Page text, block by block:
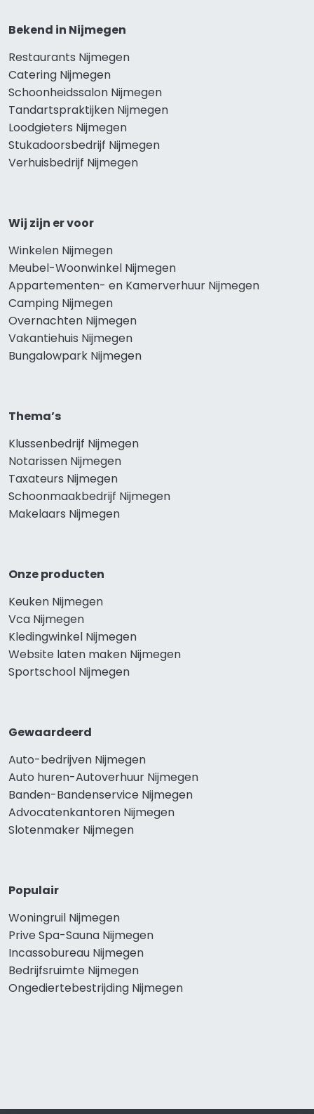
Bekend in Nijmegen
Restaurants Nijmegen
Catering Nijmegen
Schoonheidssalon Nijmegen
Tandartspraktijken Nijmegen
Loodgieters Nijmegen
Stukadoorsbedrijf Nijmegen
Verhuisbedrijf Nijmegen
Wij zijn er voor
Winkelen Nijmegen
Meubel-Woonwinkel Nijmegen
Appartementen- en Kamerverhuur Nijmegen
Camping Nijmegen
Overnachten Nijmegen
Vakantiehuis Nijmegen
Bungalowpark Nijmegen
Thema’s
Klussenbedrijf Nijmegen
Notarissen Nijmegen
Taxateurs Nijmegen
Schoonmaakbedrijf Nijmegen
Makelaars Nijmegen
Onze producten
Keuken Nijmegen
Vca Nijmegen
Kledingwinkel Nijmegen
Website laten maken Nijmegen
Sportschool Nijmegen
Gewaardeerd
Auto-bedrijven Nijmegen
Auto huren-Autoverhuur Nijmegen
Banden-Bandenservice Nijmegen
Advocatenkantoren Nijmegen
Slotenmaker Nijmegen
Populair
Woningruil Nijmegen
Prive Spa-Sauna Nijmegen
Incassobureau Nijmegen
Bedrijfsruimte Nijmegen
Ongediertebestrijding Nijmegen